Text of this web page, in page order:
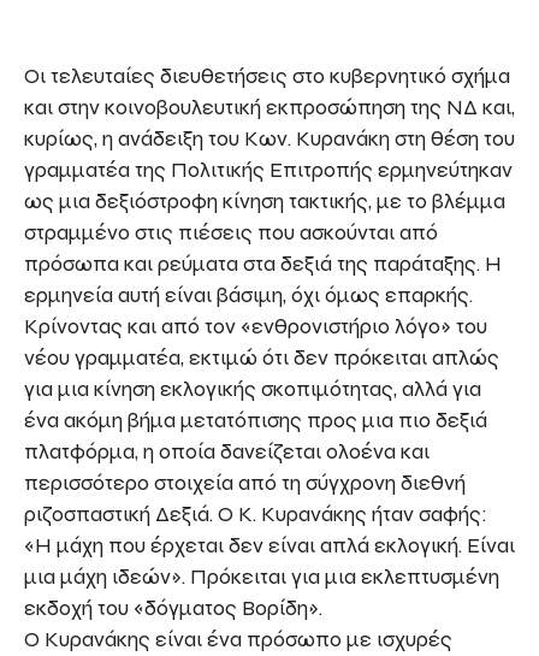
Οι τελευταίες διευθετήσεις στο κυβερνητικό σχήμα
και στην κοινοβουλευτική εκπροσώπηση της ΝΔ και,
κυρίως, η ανάδειξη του Κων. Κυρανάκη στη θέση του
γραμματέα της Πολιτικής Επιτροπής ερμηνεύτηκαν
ως μια δεξιόστροφη κίνηση τακτικής, με το βλέμμα
στραμμένο στις πιέσεις που ασκούνται από
πρόσωπα και ρεύματα στα δεξιά της παράταξης. Η
ερμηνεία αυτή είναι βάσιμη, όχι όμως επαρκής.
Κρίνοντας και από τον «ενθρονιστήριο λόγο» του
νέου γραμματέα, εκτιμώ ότι δεν πρόκειται απλώς
για μια κίνηση εκλογικής σκοπιμότητας, αλλά για
ένα ακόμη βήμα μετατόπισης προς μια πιο δεξιά
πλατφόρμα, η οποία δανείζεται ολοένα και
περισσότερο στοιχεία από τη σύγχρονη διεθνή
ριζοσπαστική Δεξιά. Ο Κ. Κυρανάκης ήταν σαφής:
«Η μάχη που έρχεται δεν είναι απλά εκλογική. Είναι
μια μάχη ιδεών». Πρόκειται για μια εκλεπτυσμένη
εκδοχή του «δόγματος Βορίδη».
Ο Κυρανάκης είναι ένα πρόσωπο με ισχυρές